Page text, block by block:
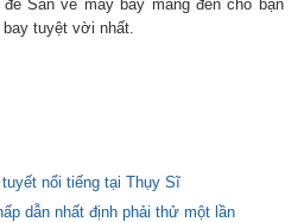
Săn vé máy bay mang đến cho bạn
tuyệt vời nhất.
nổi tiếng tại Thụy Sĩ
dẫn nhất định phải thử một lần